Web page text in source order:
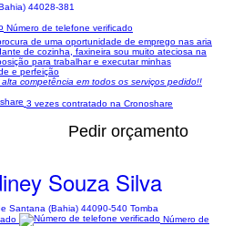
44028-381
Número de telefone verificado
de uma oportunidade de emprego nas aria
de cozinha, faxineira sou muito ateciosa na
para trabalhar e executar minhas
e perfeição
alta competência em todos os serviços pedido!!
3 vezes contratado na Cronoshare
Pedir orçamento
Souza Silva
Santana (Bahia) 44090-540 Tomba
Número de